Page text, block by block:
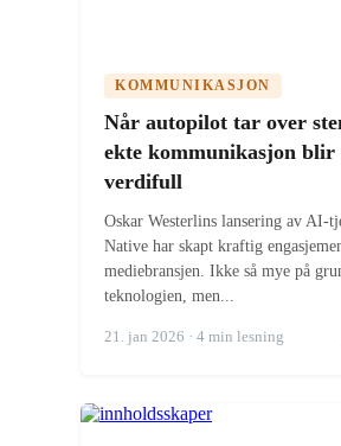
KOMMUNIKASJON
Når autopilot tar over
ekte kommunikasjon blir
verdifull
Oskar Westerlins lansering av AI-
Native har skapt kraftig
mediebransjen. Ikke så mye på
teknologien, men...
21. jan 2026 · 4 min lesning